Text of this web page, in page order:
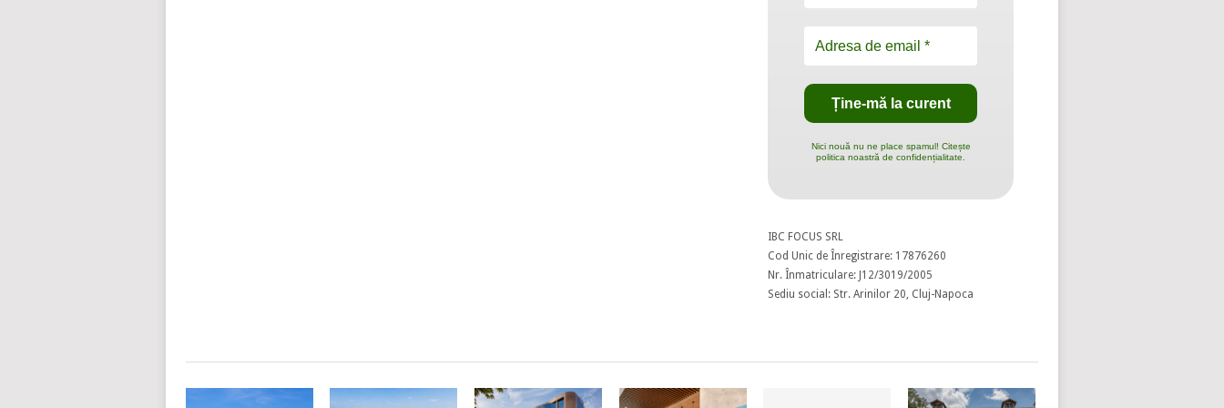
Nici nouă nu ne place spamul! Citește
politica noastră de confidențialitate.
IBC FOCUS SRL
Cod Unic de Înregistrare: 17876260
Nr. Înmatriculare: J12/3019/2005
Sediu social: Str. Arinilor 20, Cluj-Napoca